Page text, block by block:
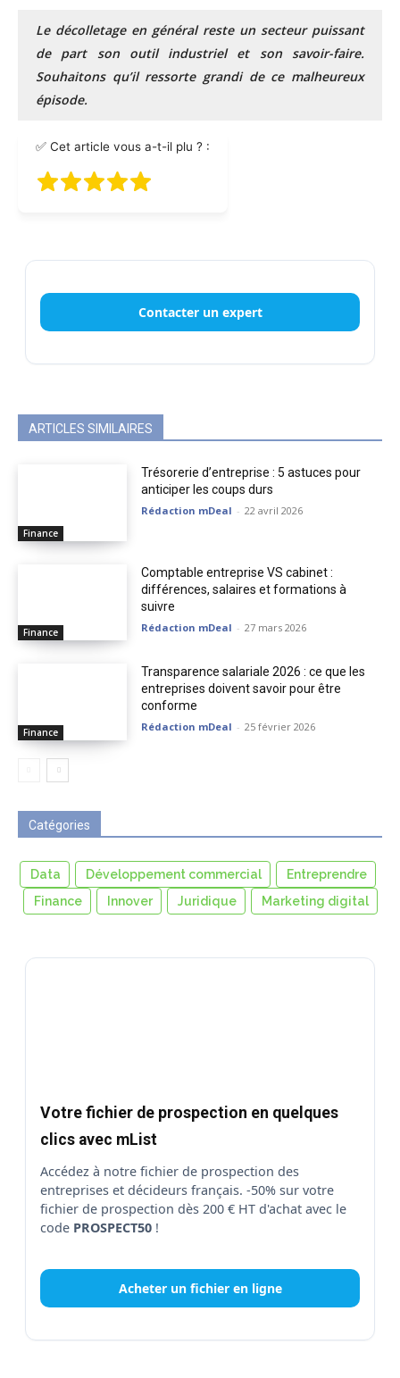
Le décolletage en général reste un secteur puissant
de part son outil industriel et son savoir-faire.
Souhaitons qu’il ressorte grandi de ce malheureux
épisode.
✅ Cet article vous a-t-il plu ? :
Contacter un expert
ARTICLES SIMILAIRES
Finance
Trésorerie d’entreprise : 5 astuces pour
anticiper les coups durs
Rédaction mDeal - 22 avril 2026
Finance
Comptable entreprise VS cabinet :
différences, salaires et formations à
suivre
Rédaction mDeal - 27 mars 2026
Finance
Transparence salariale 2026 : ce que les
entreprises doivent savoir pour être
conforme
Rédaction mDeal - 25 février 2026
Catégories
Data Développement commercial
Entreprendre
Finance
Innover Juridique Marketing digital
Votre fichier de prospection en quelques
clics avec mList
Accédez à notre fichier de prospection des
entreprises et décideurs français. -50% sur votre
fichier de prospection dès 200 € HT d'achat avec le
code PROSPECT50 !
Acheter un fichier en ligne